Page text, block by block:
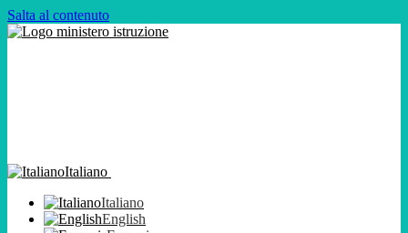
Salta al contenuto
Italiano
Italiano
English